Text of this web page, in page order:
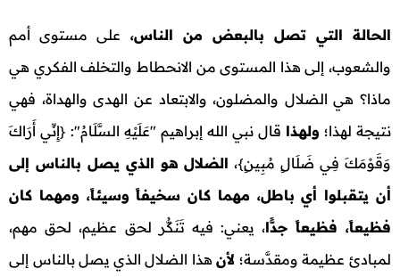
الحالة التي تصل بالبعض من الناس، على مستوى أمم
والشعوب، إلى هذا المستوى من الانحطاط والتخلف الفكري هي
ماذا؟ هي الضلال والمضلون، والابتعاد عن الهدى والهداة، فهي
نتيجة لهذا؛ ولهـذاقال نبي الله إبراهيم "عَلَيْهِ السَّلَامُ": {إِنِّي أَرَاكَ
وَقَوْمَكَ فِي ضَلَالٍ مُبِينٍ}، الضلال هو الذي يصل بالناس إلى
أن يتقبلوا أي باطل، مهما كان سخيفاً وسيئاً، ومهما كان
فظيعاً، فظيعاً جدًّا، يعني: فيه تَنَكُّر لحق عظيم، لحق مهم،
لمبادئ عظيمة ومقدَّسة؛ لأنهذا الضلال الذي يصل بالناس إلى